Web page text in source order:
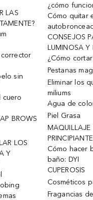
LAS
sin
cuero
BROWS
LOS
Y
¿cómo
Cómo quitar
CONSEJOS
LUMINOSA Y
¿Cómo
Pestanas
Eliminar los
miliums
Agua de
Piel Grasa
MAQUILLAJE
Cómo hacer
baño: DYI
CUPEROSIS
Cosméticos
Fragancias